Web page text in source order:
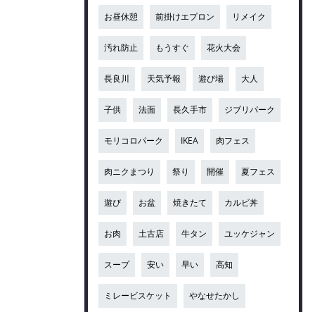
お昼休憩 前掛けエプロン リメイク
汚れ防止 もうすぐ 花火大会
長良川 天気予報 遊び場 大人
子供 法面 長久手市 ジブリパーク
モリコロパーク IKEA 肉フェス
肉ニクまつり 祭り 開催 夏フェス
遊び お盆 焼きたて カルビ丼
お肉 土古店 牛タン ユッケジャン
スープ 安い 早い 高知
ミレービスケット やなせたかし